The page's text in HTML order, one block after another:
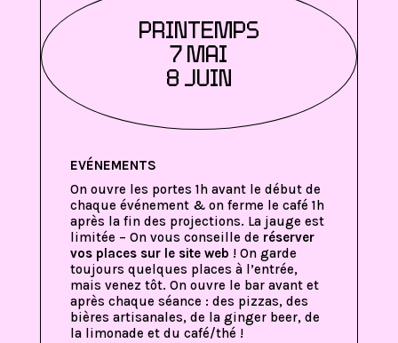
PRINTEMPS
7 MAI
8 JUIN
EVÉNEMENTS
On ouvre les portes 1h avant le début de
chaque événement & on ferme le café 1h
après la fin des projections. La jauge est
limitée – On vous conseille de réserver
vos places sur le site web ! On garde
toujours quelques places à l’entrée,
mais venez tôt. On ouvre le bar avant et
après chaque séance : des pizzas, des
bières artisanales, de la ginger beer, de
la limonade et du café/thé !